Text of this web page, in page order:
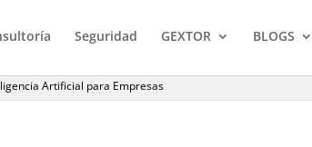
Seguridad GEXTOR BLOGS
Artificial para Empresas